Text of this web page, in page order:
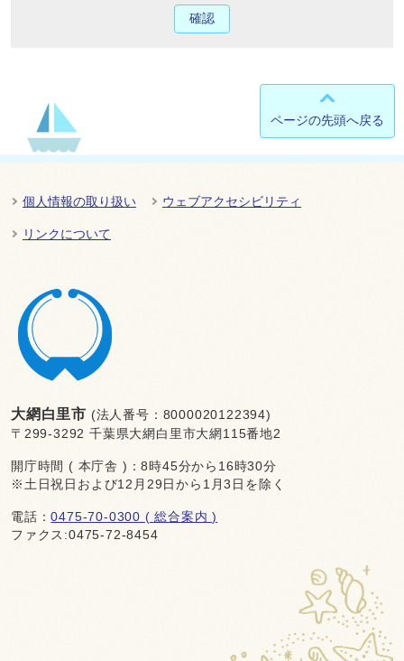
確認
ページの先頭へ戻る
個人情報の取り扱い ウェブアクセシビリティ
リンクについて
大網白里市 (法人番号：8000020122394)
〒299-3292 千葉県大網白里市大網115番地2
開庁時間 ( 本庁舎 )：8時45分から16時30分
※土日祝日および12月29日から1月3日を除く
電話：0475-70-0300 ( 総合案内 )
ファクス:0475-72-8454